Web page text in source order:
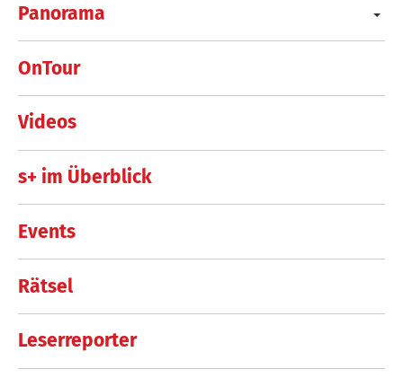
Panorama
OnTour
Videos
s+ im Überblick
Events
Rätsel
Leserreporter